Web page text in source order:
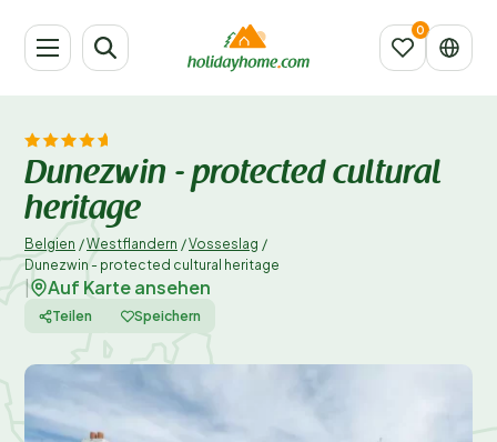
Dunezwin - protected cultural
heritage
Belgien /Westflandern /Vosseslag /
Dunezwin - protected cultural heritage
Auf Karte ansehen
Teilen Speichern